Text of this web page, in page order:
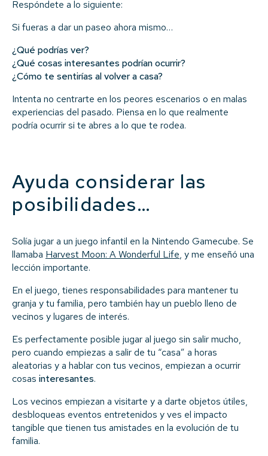
Respóndete a lo siguiente:
Si fueras a dar un paseo ahora mismo…
¿Qué podrías ver?
¿Qué cosas interesantes podrían ocurrir?
¿Cómo te sentirías al volver a casa?
Intenta no centrarte en los peores escenarios o en malas
experiencias del pasado. Piensa en lo que realmente
podría ocurrir si te abres a lo que te rodea.
Ayuda considerar las
posibilidades…
Solía jugar a un juego infantil en la Nintendo Gamecube. Se
llamaba Harvest Moon: A Wonderful Life, y me enseñó una
lección importante.
En el juego, tienes responsabilidades para mantener tu
granja y tu familia, pero también hay un pueblo lleno de
vecinos y lugares de interés.
Es perfectamente posible jugar al juego sin salir mucho,
pero cuando empiezas a salir de tu “casa” a horas
aleatorias y a hablar con tus vecinos, empiezan a ocurrir
cosas interesantes.
Los vecinos empiezan a visitarte y a darte objetos útiles,
desbloqueas eventos entretenidos y ves el impacto
tangible que tienen tus amistades en la evolución de tu
familia.